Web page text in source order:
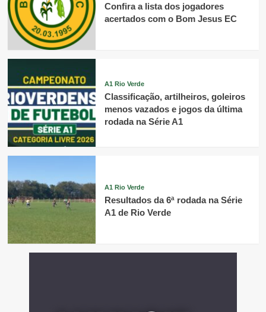
Confira a lista dos jogadores
acertados com o Bom Jesus EC
A1 Rio Verde
Classificação, artilheiros, goleiros
menos vazados e jogos da última
rodada na Série A1
A1 Rio Verde
Resultados da 6ª rodada na Série
A1 de Rio Verde